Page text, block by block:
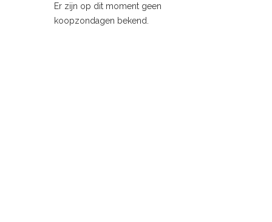
Er zijn op dit moment geen
koopzondagen bekend.